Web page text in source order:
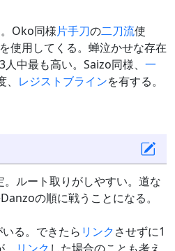
Oko同様片手刀の二刀流使
を使用してくる。蝉泣かせな存在
人中最も高い。Saizo同様、 一
レジストブラインを有する。
ルート取りがしやすい。道な
の順に戦うことになる。
る。できたら リンクさせずに1